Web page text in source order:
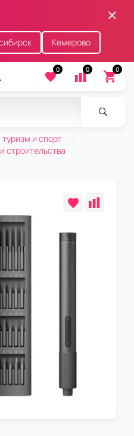
Кемерово
0 0 0
и спорт
строительства